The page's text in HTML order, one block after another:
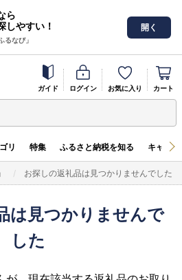
ら
しやすい！
るなび」
開く
ガイド ログイン お気に入り カート
リ 特集 ふるさと納税を知る キャン
お探しの返礼品は見つかりませんでした
は見つかりませんで
した